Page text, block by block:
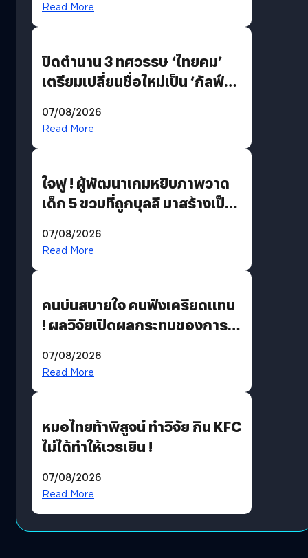
Read More
ปิดตำนาน 3 ทศวรรษ ‘ไทยคม’
เตรียมเปลี่ยนชื่อใหม่เป็น ‘กัลฟ์
อวกาศเต็มสูบ
07/08/2026
Read More
ใจฟู ! ผู้พัฒนาเกมหยิบภาพวาด
เด็ก 5 ขวบที่ถูกบุลลี มาสร้างเป็น
07/08/2026
Read More
คนบ่นสบายใจ คนฟังเครียดแทน
! ผลวิจัยเปิดผลกระทบของการ
07/08/2026
Read More
หมอไทยท้าพิสูจน์ ทำวิจัย กิน KFC
ไม่ได้ทำให้เวรเยิน !
07/08/2026
Read More